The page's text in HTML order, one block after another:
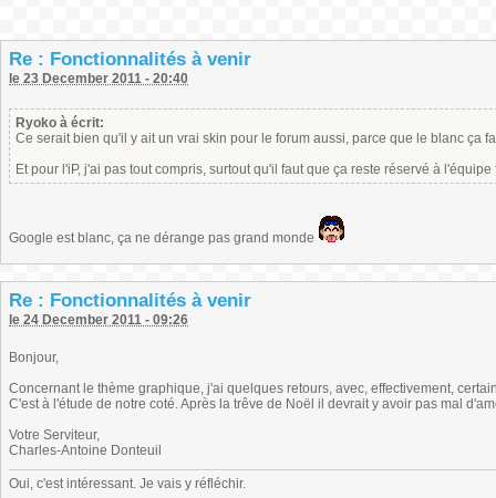
Re : Fonctionnalités à venir
le 23 December 2011 - 20:40
Ryoko à écrit:
Ce serait bien qu'il y ait un vrai skin pour le forum aussi, parce que le blanc ça
Et pour l'iP, j'ai pas tout compris, surtout qu'il faut que ça reste réservé à l'équipe
Google est blanc, ça ne dérange pas grand monde
Re : Fonctionnalités à venir
le 24 December 2011 - 09:26
Bonjour,
Concernant le thème graphique, j'ai quelques retours, avec, effectivement,
C'est à l'étude de notre coté. Après la trêve de Noël il devrait y avoir pas mal
Votre Serviteur,
Charles-Antoine Donteuil
Oui, c'est intéressant. Je vais y réfléchir.